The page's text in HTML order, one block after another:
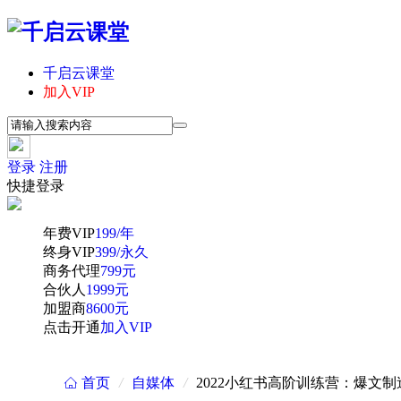
千启云课堂
加入VIP
登录 注册
快捷登录
年费VIP199/年
终身VIP399/永久
商务代理799元
合伙人 1999元
加盟商8600元
点击开通加入VIP
 首页 / 自媒体 / 2022小红书高阶训练营：爆文制